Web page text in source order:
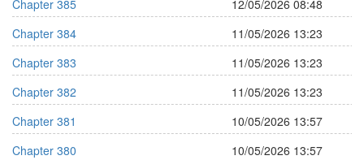
Chapter 385
12/05/2026 08:48
Chapter 384
11/05/2026 13:23
Chapter 383
11/05/2026 13:23
Chapter 382
11/05/2026 13:23
Chapter 381
10/05/2026 13:57
Chapter 380
10/05/2026 13:57